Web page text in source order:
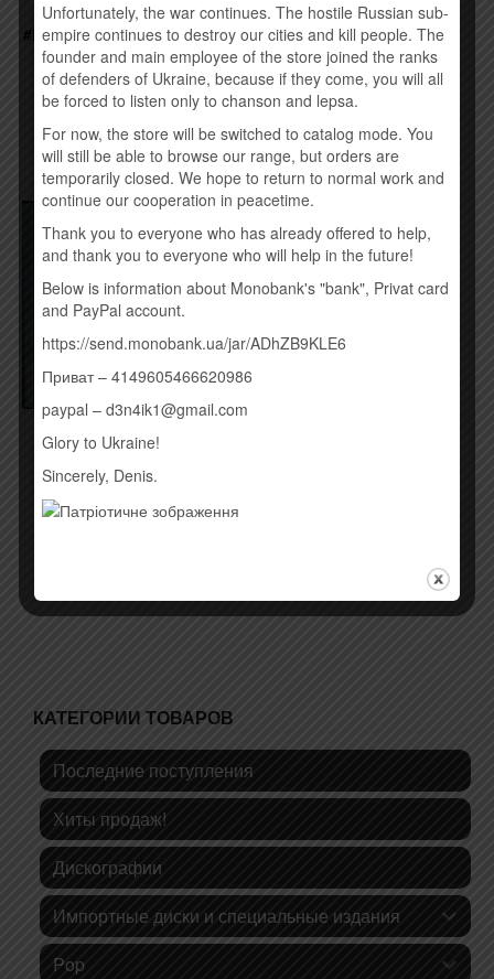
O.TORVALD –
#НАШІЛЮДИВСЮДИ (2016)
245,00грн.
Купить
260,00грн.
Купить
BAHROMA – ИПИ (2015)
(EP)
250,00грн.
КАТЕГОРИИ ТОВАРОВ
Последние поступления
Хиты продаж!
Дискографии
Импортные диски и специальные издания
Pop
Unfortunately, the war continues. The hostile Russian sub-
empire continues to destroy our cities and kill people. The
founder and main employee of the store joined the ranks
of defenders of Ukraine, because if they come, you will all
be forced to listen only to chanson and lepsa.
For now, the store will be switched to catalog mode. You
will still be able to browse our range, but orders are
temporarily closed. We hope to return to normal work and
continue our cooperation in peacetime.
Thank you to everyone who has already offered to help,
and thank you to everyone who will help in the future!
Below is information about Monobank's "bank", Privat card
and PayPal account.
https://send.monobank.ua/jar/ADhZB9KLE6
Приват – 4149605466620986
paypal – d3n4ik1@gmail.com
Glory to Ukraine!
Sincerely, Denis.